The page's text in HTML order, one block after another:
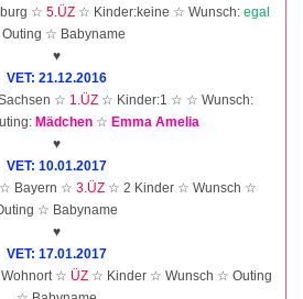
☆ 5.ÜZ ☆ Kinder:keine ☆ Wunsch: egal
☆ Babyname
♥
VET: 21.12.2016
☆ 1.ÜZ ☆ Kinder:1 ☆ ☆ Wunsch:
Mädchen ☆ Emma Amelia
♥
VET: 10.01.2017
Bayern ☆ 3.ÜZ ☆ 2 Kinder ☆ Wunsch ☆
☆ Babyname
♥
VET: 17.01.2017
☆ ÜZ ☆ Kinder ☆ Wunsch ☆ Outing